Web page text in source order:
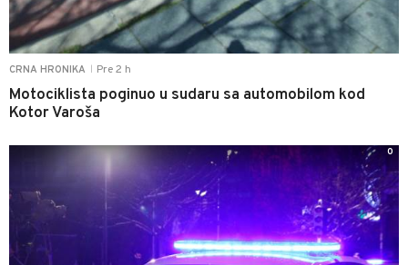
CRNA HRONIKA Pre 2 h
Motociklista poginuo u sudaru sa automobilom kod
Kotor Varoša
0